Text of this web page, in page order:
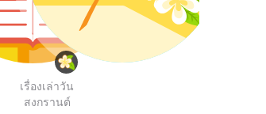
เรื่องเล่าวัน
สงกรานต์